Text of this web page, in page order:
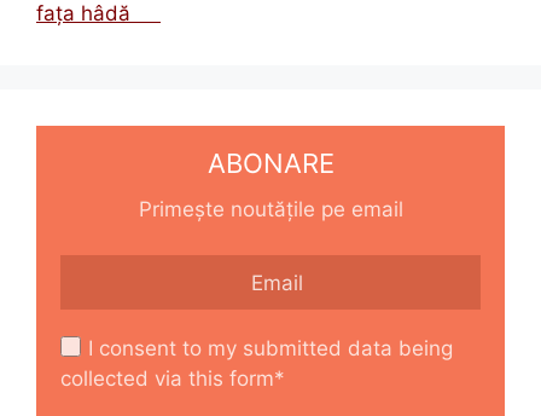
fața hâdă
ABONARE
Primește noutățile pe email
I consent to my submitted data being
collected via this form*